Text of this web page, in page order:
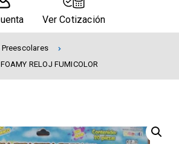
Ver Cotización
RELOJ FUMICOLOR